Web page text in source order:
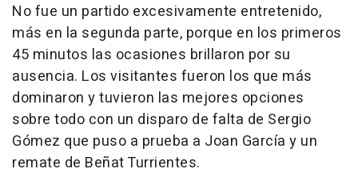
No fue un partido excesivamente entretenido,
más en la segunda parte, porque en los primeros
45 minutos las ocasiones brillaron por su
ausencia. Los visitantes fueron los que más
dominaron y tuvieron las mejores opciones
sobre todo con un disparo de falta de Sergio
Gómez que puso a prueba a Joan García y un
remate de Beñat Turrientes.